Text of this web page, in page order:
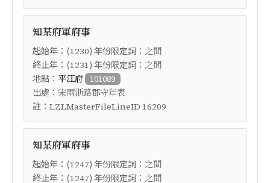
知某府軍府事
起始年：(1230) 年份限定詞： 之間
終止年：(1231) 年份限定詞： 之間
地點： 平江府 101089
出處： 宋兩浙路郡守年表
註： LZLMasterFileLineID 16209
知某府軍府事
起始年：(1247) 年份限定詞： 之間
終止年：(1247) 年份限定詞： 之間